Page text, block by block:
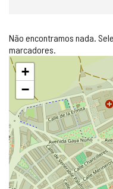
Não encontramos nada.
marcadores.
Pular
mapa
+
−